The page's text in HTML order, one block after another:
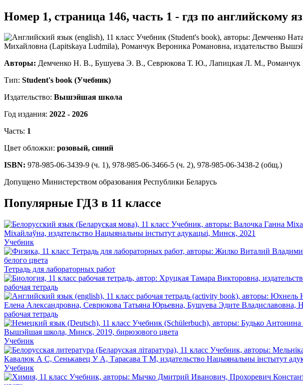
Номер 1, страница 146, часть 1 - гдз по английскому
Авторы: Демченко Н. В., Бушуева Э. В., Севрюкова Т. Ю., Лапицкая Л. М., Романчук
Тип: Student's book (Учебник)
Издательство: Вышэйшая школа
Год издания: 2022 - 2026
Часть: 1
Цвет обложки: розовый, синий
ISBN: 978-985-06-3439-9 (ч. 1), 978-985-06-3466-5 (ч. 2), 978-985-06-3438-2 (общ.)
Допущено Министерством образования Республики Беларусь
Популярные ГДЗ в 11 классе
Учебник
Тетрадь для лабораторных работ
рабочая тетрадь
рабочая тетрадь
Учебник
Учебник